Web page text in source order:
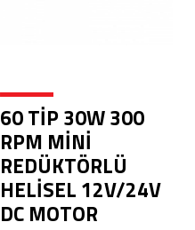
60 TİP 30W 300
RPM MİNİ
REDÜKTÖRLÜ
HELİSEL 12V/24V
DC MOTOR